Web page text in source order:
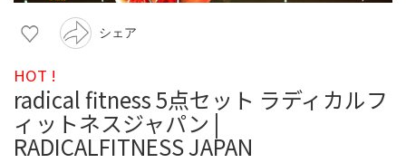
シェア
HOT !
radical fitness 5点セット ラディカルフ
ィットネスジャパン |
RADICALFITNESS JAPAN